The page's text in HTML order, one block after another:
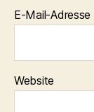
E-Mail-Adresse
Website